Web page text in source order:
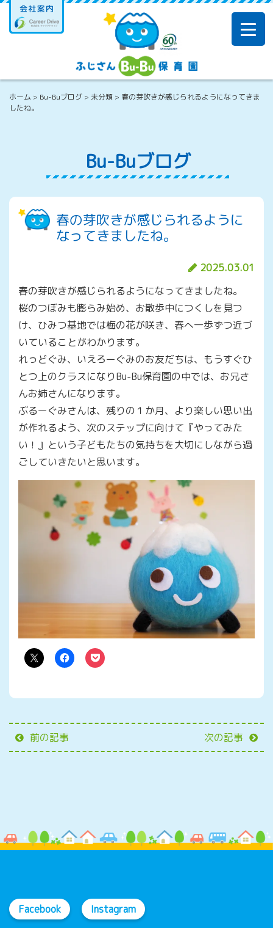
Skip
content
ホーム > Bu-Buブログ > 未分類 > 春の芽吹きが感じられるようになってきま
したね。
Bu-Buブログ
春の芽吹きが感じられるように
なってきましたね。
2025.03.01
春の芽吹きが感じられるようになってきましたね。
桜のつぼみも膨らみ始め、お散歩中につくしを見つ
け、ひみつ基地では梅の花が咲き、春へ一歩ずつ近づ
いていることがわかります。
れっどぐみ、いえろーぐみのお友だちは、もうすぐひ
とつ上のクラスになりBu-Bu保育園の中では、お兄さ
んお姉さんになります。
ぶるーぐみさんは、残りの１か月、より楽しい思い出
が作れるよう、次のステップに向けて『やってみた
い！』という子どもたちの気持ちを大切にしながら過
ごしていきたいと思います。
前の記事 次の記事
Facebook Instagram